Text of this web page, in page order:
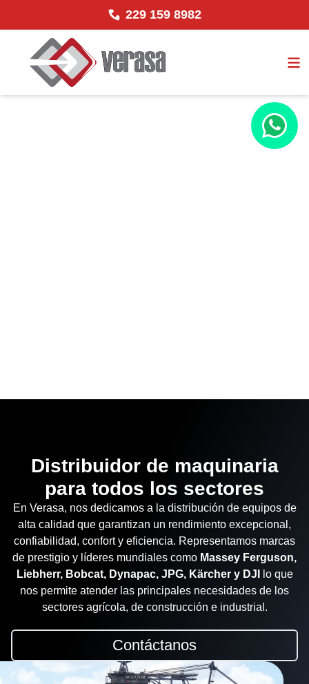
229 159 8982
Distribuidor de maquinaria
para todos los sectores
En Verasa, nos dedicamos a la distribución de equipos de
alta calidad que garantizan un rendimiento excepcional,
confiabilidad, confort y eficiencia. Representamos marcas
de prestigio y líderes mundiales como Massey Ferguson,
Liebherr, Bobcat, Dynapac, JPG, Kärcher y DJI
lo que
nos permite atender las principales necesidades de los
sectores agrícola, de construcción e industrial.
Contáctanos